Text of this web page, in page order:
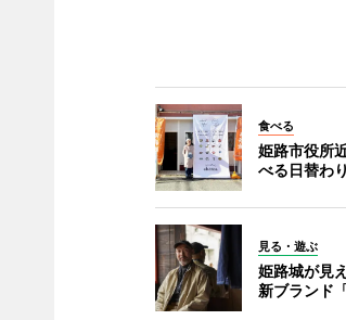
食べる
姫路市役所
べる日替わ
見る・遊ぶ
姫路城が見
新ブランド